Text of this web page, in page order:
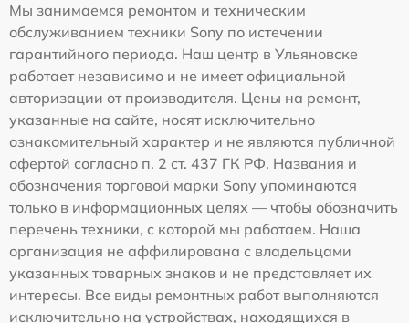
Мы занимаемся ремонтом и техническим
обслуживанием техники Sony по истечении
гарантийного периода. Наш центр в Ульяновске
работает независимо и не имеет официальной
авторизации от производителя. Цены на ремонт,
указанные на сайте, носят исключительно
ознакомительный характер и не являются публичной
офертой согласно п. 2 ст. 437 ГК РФ. Названия и
обозначения торговой марки Sony упоминаются
только в информационных целях — чтобы обозначить
перечень техники, с которой мы работаем. Наша
организация не аффилирована с владельцами
указанных товарных знаков и не представляет их
интересы. Все виды ремонтных работ выполняются
исключительно на устройствах, находящихся в